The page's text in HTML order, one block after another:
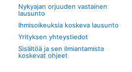
Nykyajan orjuuden vastainen
lausunto
Ihmisoikeuksia koskeva lausunto
Yrityksen yhteystiedot
Sisältöä ja sen ilmiantamista
koskevat ohjeet